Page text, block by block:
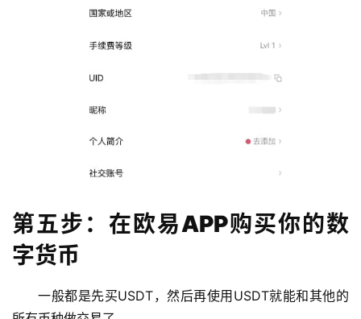
第五步：在欧易APP购买你的数
字货币
一般都是先买USDT，然后再使用USDT就能和其他的